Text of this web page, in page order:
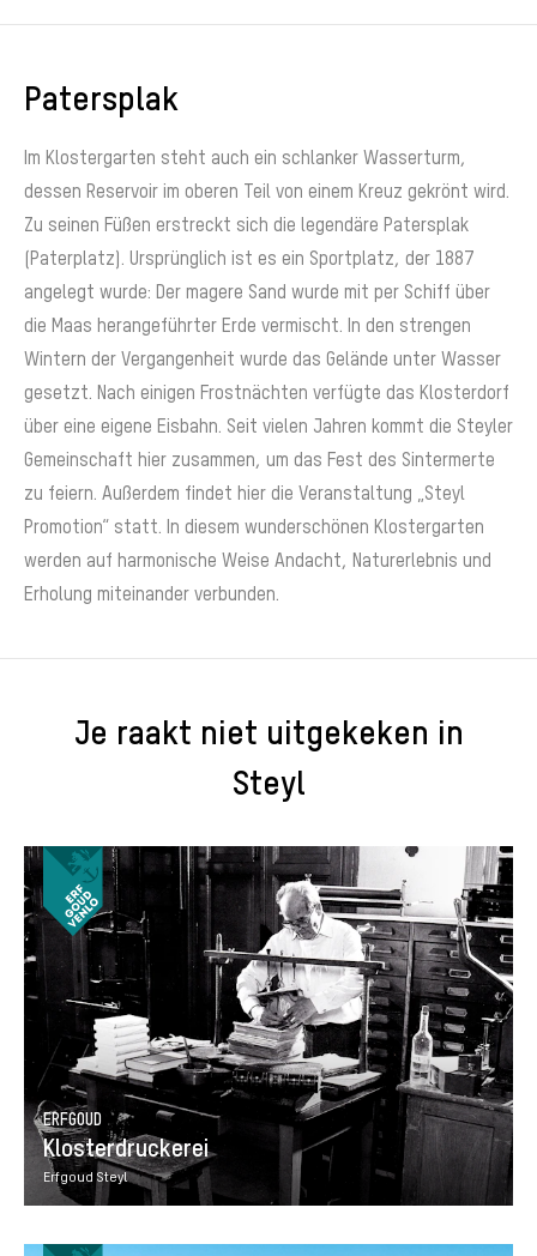
Patersplak
Im Klostergarten steht auch ein schlanker Wasserturm,
dessen Reservoir im oberen Teil von einem Kreuz gekrönt wird.
Zu seinen Füßen erstreckt sich die legendäre Patersplak
(Paterplatz). Ursprünglich ist es ein Sportplatz, der 1887
angelegt wurde: Der magere Sand wurde mit per Schiff über
die Maas herangeführter Erde vermischt. In den strengen
Wintern der Vergangenheit wurde das Gelände unter Wasser
gesetzt. Nach einigen Frostnächten verfügte das Klosterdorf
über eine eigene Eisbahn. Seit vielen Jahren kommt die Steyler
Gemeinschaft hier zusammen, um das Fest des Sintermerte
zu feiern. Außerdem findet hier die Veranstaltung „Steyl
Promotion“ statt. In diesem wunderschönen Klostergarten
werden auf harmonische Weise Andacht, Naturerlebnis und
Erholung miteinander verbunden.
Je raakt niet uitgekeken in
Steyl
ERFGOUD
Klosterdruckerei
Erfgoud Steyl